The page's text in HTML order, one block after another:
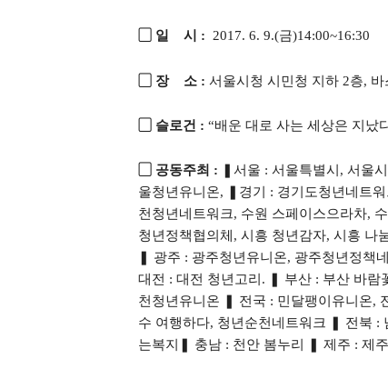
▢ 일    시 :
  2017. 6. 9.(금)14:00~16:30
▢ 장    소 : 서울시청 시민청 지하 2층, 바
▢ 슬로건 : “배운 대로 사는 세상은 지났
▢ 공동주최 : ❚서울 : 서울특별시, 서울
울청년유니온, ❚경기 : 경기도청년네트
천청년네트워크, 수원 스페이스으라차,
청년정책협의체, 시흥 청년감자, 시흥 나
❚ 광주 : 광주청년유니온, 광주청년정책
대전 : 대전 청년고리. ❚ 부산 : 부산 바람
천청년유니온 ❚ 전국 : 민달팽이유니온,
수 여행하다, 청년순천네트워크 ❚ 전북 :
는복지❚ 충남 : 천안 봄누리 ❚ 제주 : 제